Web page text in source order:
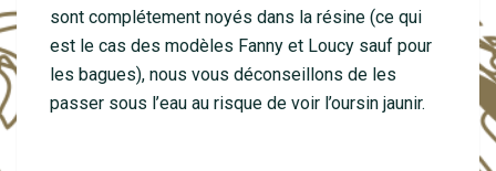
sont complétement noyés dans la résine (ce qui
est le cas des modèles Fanny et Loucy sauf pour
les bagues), nous vous déconseillons de les
passer sous l’eau au risque de voir l’oursin jaunir.